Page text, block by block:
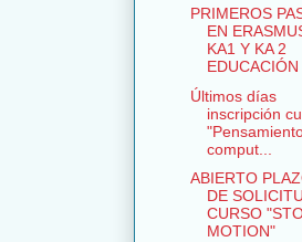
PRIMEROS
EN
KA1 Y KA 2
EDUCACIÓN
Últimos días
inscripción
comput...
ABIERTO
DE
CURSO
MOTION"